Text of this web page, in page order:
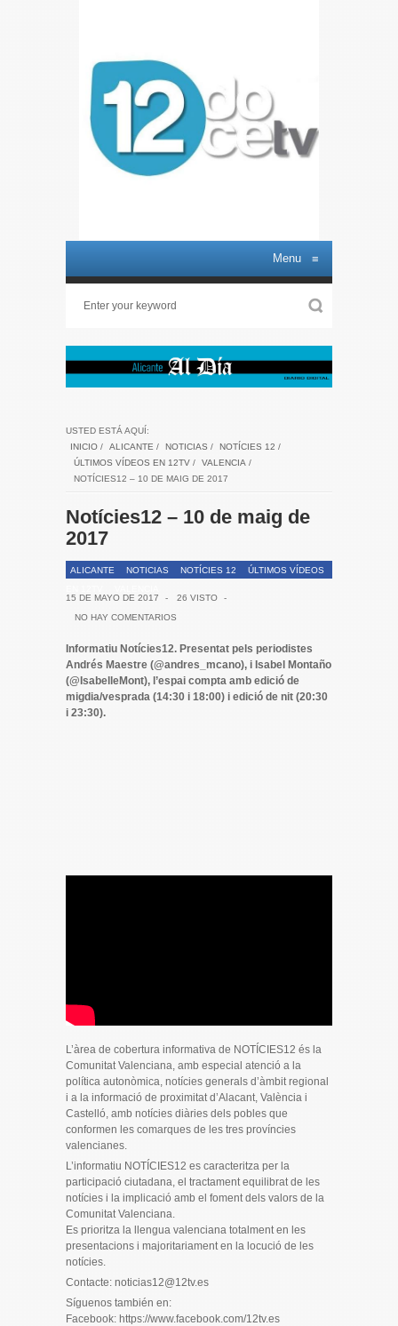
Menu ≡
USTED ESTÁ AQUÍ:
INICIO / ALICANTE / NOTICIAS / NOTÍCIES 12 /
ÚLTIMOS VÍDEOS EN 12TV / VALENCIA /
NOTÍCIES12 – 10 DE MAIG DE 2017
Notícies12 – 10 de maig de
2017
ALICANTE NOTICIAS NOTÍCIES 12
ÚLTIMOS VÍDEOS
15 DE MAYO DE 2017
- 26 VISTO
-
NO HAY COMENTARIOS
Informatiu Notícies12. Presentat pels periodistes
Andrés Maestre (@andres_mcano), i Isabel Montaño
(@IsabelleMont), l’espai compta amb edició de
migdia/vesprada (14:30 i 18:00) i edició de nit (20:30
i 23:30).
L’àrea de cobertura informativa de NOTÍCIES12 és la
Comunitat Valenciana, amb especial atenció a la
política autonòmica, notícies generals d’àmbit regional
i a la informació de proximitat d’Alacant, València i
Castelló, amb notícies diàries dels pobles que
conformen les comarques de les tres províncies
valencianes.
L’informatiu NOTÍCIES12 es caracteritza per la
participació ciutadana, el tractament equilibrat de les
notícies i la implicació amb el foment dels valors de la
Comunitat Valenciana.
Es prioritza la llengua valenciana totalment en les
presentacions i majoritariament en la locució de les
notícies.
Contacte: noticias12@12tv.es
Síguenos también en:
Facebook: https://www.facebook.com/12tv.es